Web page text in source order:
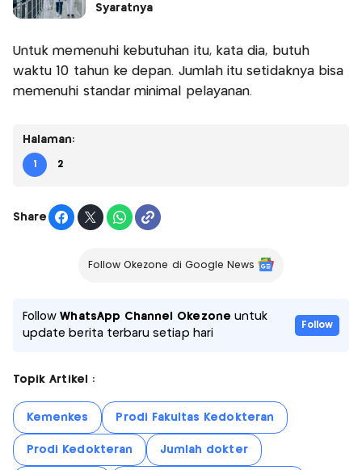
Syaratnya
Untuk memenuhi kebutuhan itu, kata dia, butuh
waktu 10 tahun ke depan. Jumlah itu setidaknya bisa
memenuhi standar minimal pelayanan.
Halaman:
1 2
Share
Follow Okezone di Google News
FollowWhatsApp Channel Okezone untuk
update berita terbaru setiap hari
Follow
Topik Artikel :
Kemenkes Prodi Fakultas Kedokteran
Prodi Kedokteran Jumlah dokter